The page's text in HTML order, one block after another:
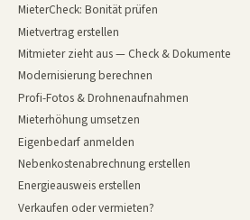
MieterCheck: Bonität prüfen
Mietvertrag erstellen
Mitmieter zieht aus — Check & Dokumente
Modernisierung berechnen
Profi-Fotos & Drohnenaufnahmen
Mieterhöhung umsetzen
Eigenbedarf anmelden
Nebenkostenabrechnung erstellen
Energieausweis erstellen
Verkaufen oder vermieten?